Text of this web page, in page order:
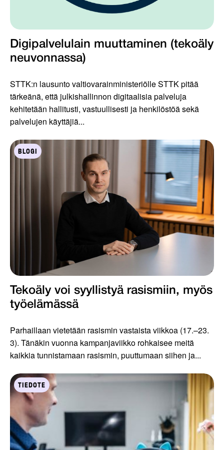
Digipalvelulain muuttaminen (tekoäly
neuvonnassa)
STTK:n lausunto valtiovarainministeriölle STTK pitää
tärkeänä, että julkishallinnon digitaalisia palveluja
kehitetään hallitusti, vastuullisesti ja henkilöstöä sekä
palvelujen käyttäjiä...
BLOGI
Tekoäly voi syyllistyä rasismiin, myös
työelämässä
Parhaillaan vietetään rasismin vastaista viikkoa (17.–23.
3). Tänäkin vuonna kampanjaviikko rohkaisee meitä
kaikkia tunnistamaan rasismin, puuttumaan siihen ja...
TIEDOTE